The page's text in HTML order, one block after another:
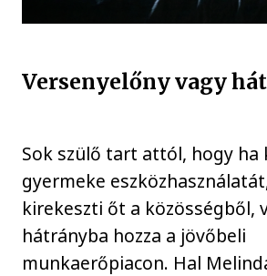
Versenyelőny vagy
Sok szülő tart attól, hogy ha
gyermeke
kirekeszti őt a közösségből,
hátrányba hozza a jövőbeli
munkaerőpiacon. Hal